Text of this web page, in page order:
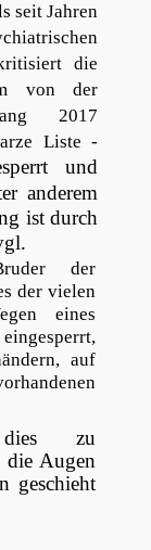
seit Jahren
die
von der
2017
Liste -
und
anderem
ist durch
der
der vielen
eines
auf
dies zu
die Augen
geschieht